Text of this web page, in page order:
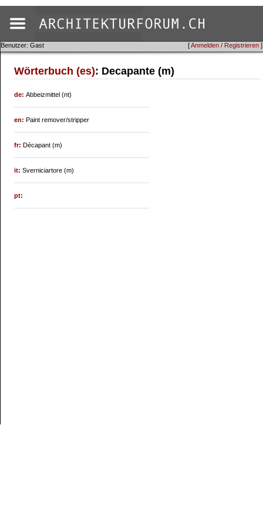
[Anmelden / Registrieren ]
Benutzer: Gast
Wörterbuch (es): Decapante (m)
de:Abbeizmittel (nt)
en:Paint remover/stripper
fr:Décapant (m)
it:Sverniciartore (m)
pt: